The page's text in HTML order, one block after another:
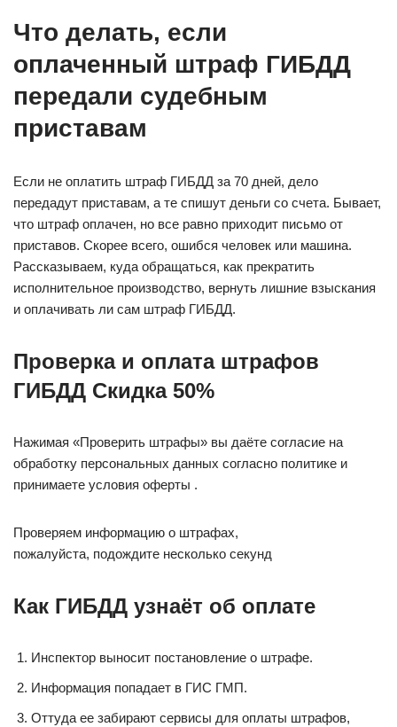
Что делать, если
оплаченный штраф ГИБДД
передали судебным
приставам
Если не оплатить штраф ГИБДД за 70 дней, дело
передадут приставам, а те спишут деньги со счета. Бывает,
что штраф оплачен, но все равно приходит письмо от
приставов. Скорее всего, ошибся человек или машина.
Рассказываем, куда обращаться, как прекратить
исполнительное производство, вернуть лишние взыскания
и оплачивать ли сам штраф ГИБДД.
Проверка и оплата штрафов
ГИБДД Скидка 50%
Нажимая «Проверить штрафы» вы даёте согласие на
обработку персональных данных согласно политике и
принимаете условия оферты .
Проверяем информацию о штрафах,
пожалуйста, подождите несколько секунд
Как ГИБДД узнаёт об оплате
Инспектор выносит постановление о штрафе.
Информация попадает в ГИС ГМП.
Оттуда ее забирают сервисы для оплаты штрафов,